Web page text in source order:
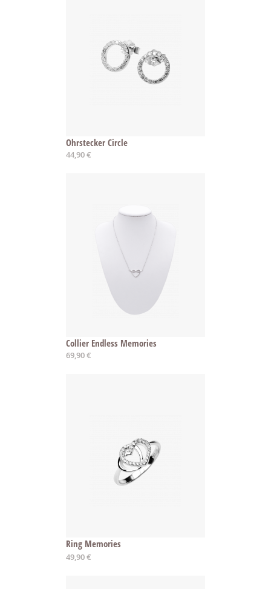
Ohrstecker Circle
44,90 €
Collier Endless Memories
69,90 €
Ring Memories
49,90 €